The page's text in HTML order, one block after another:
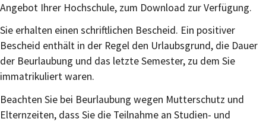
Angebot Ihrer Hochschule, zum Download zur Verfügung.
Sie erhalten einen schriftlichen Bescheid. Ein positiver
Bescheid enthält in der Regel den Urlaubsgrund, die Dauer
der Beurlaubung und das letzte Semester, zu dem Sie
immatrikuliert waren.
Beachten Sie bei Beurlaubung wegen Mutterschutz und
Elternzeiten, dass Sie die Teilnahme an Studien- und